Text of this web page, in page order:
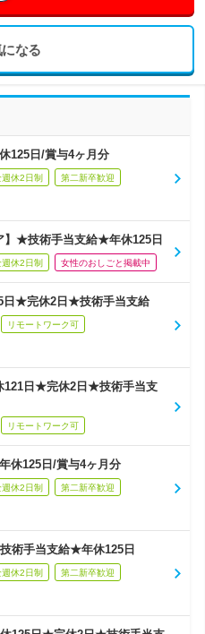
なる
125日/賞与4ヶ月分
休2日制 第二新卒歓迎
】★技術手当支給★年休125日
休2日制 女性のおしごと掲載中
日★完休2日★技術手当支給
リモートワーク可
121日★完休2日★技術手当支
リモートワーク可
休125日/賞与4ヶ月分
休2日制 第二新卒歓迎
術手当支給★年休125日
休2日制 第二新卒歓迎